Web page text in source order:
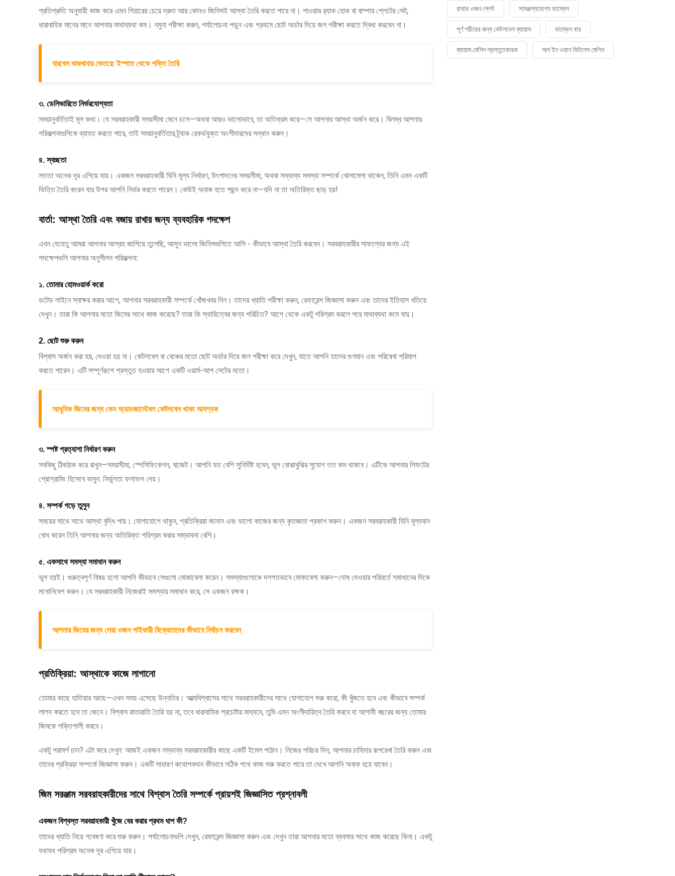
প্রতিশ্রুতি অনুযায়ী কাজ করে এমন গিয়ারের চেয়ে দ্রুত আর কোনও জিনিসই আস্থা তৈরি করতে পারে না। পাওয়ার র‍্যাক হোক বা বাম্পার প্লেটের সেট,
ধারাবাহিক মানের মানে আপনার মাথাব্যথা কম। নমুনা পরীক্ষা করুন, পর্যালোচনা পড়ুন এবং প্রথমে ছোট অর্ডার দিয়ে জল পরীক্ষা করতে দ্বিধা করবেন না।
বারবেল কারখানার ভেতরে: ইস্পাত থেকে শক্তি তৈরি
৩. ডেলিভারিতে নির্ভরযোগ্যতা
সময়ানুবর্তিতাই মূল কথা। যে সরবরাহকারী সময়সীমা মেনে চলে—অথবা আরও ভালোভাবে, তা অতিক্রম করে—সে আপনার আস্থা অর্জন করে। বিলম্ব আপনার
পরিকল্পনাগুলিকে ব্যাহত করতে পারে, তাই সময়ানুবর্তিতার ট্র্যাক রেকর্ডযুক্ত অংশীদারদের সন্ধান করুন।
৪. স্বচ্ছতা
সততা অনেক দূর এগিয়ে যায়। একজন সরবরাহকারী যিনি মূল্য নির্ধারণ, উৎপাদনের সময়সীমা, অথবা সম্ভাব্য সমস্যা সম্পর্কে খোলামেলা থাকেন, তিনি এমন একটি
ভিত্তি তৈরি করেন যার উপর আপনি নির্ভর করতে পারেন। কেউই অবাক হতে পছন্দ করে না—যদি না তা অতিরিক্ত ছাড় হয়!
বার্তা: আস্থা তৈরি এবং বজায় রাখার জন্য ব্যবহারিক পদক্ষেপ
এখন যেহেতু আমরা আপনার আগ্রহ জাগিয়ে তুলেছি, আসুন ভালো জিনিসগুলিতে আসি - কীভাবে আস্থা তৈরি করবেন। সরবরাহকারীর সাফল্যের জন্য এই
পদক্ষেপগুলি আপনার অনুশীলন পরিকল্পনা:
১. তোমার হোমওয়ার্ক করো
ডটেড লাইনে স্বাক্ষর করার আগে, আপনার সরবরাহকারী সম্পর্কে খোঁজখবর নিন। তাদের খ্যাতি পরীক্ষা করুন, রেফারেন্স জিজ্ঞাসা করুন এবং তাদের ইতিহাস খতিয়ে
দেখুন। তারা কি আপনার মতো জিমের সাথে কাজ করেছে? তারা কি স্থায়িত্বের জন্য পরিচিত? আগে থেকে একটু পরিশ্রম করলে পরে মাথাব্যথা কমে যায়।
2. ছোট শুরু করুন
বিশ্বাস অর্জন করা হয়, দেওয়া হয় না। কেটলবেল বা বেঞ্চের মতো ছোট অর্ডার দিয়ে জল পরীক্ষা করে দেখুন, যাতে আপনি তাদের গুণমান এবং পরিষেবা পরিমাপ
করতে পারেন। এটি সম্পূর্ণরূপে প্রস্তুত হওয়ার আগে একটি ওয়ার্ম-আপ সেটের মতো।
আধুনিক জিমের জন্য কেন অ্যাডজাস্টেবল কেটলবেল থাকা আবশ্যক
৩. স্পষ্ট প্রত্যাশা নির্ধারণ করুন
সবকিছু ঠিকঠাক করে রাখুন—সময়সীমা, স্পেসিফিকেশন, বাজেট। আপনি যত বেশি সুনির্দিষ্ট হবেন, ভুল বোঝাবুঝির সুযোগ তত কম থাকবে। এটিকে আপনার লিফটের
প্রোগ্রামিং হিসেবে ভাবুন: নির্ভুলতা ফলাফল দেয়।
৪. সম্পর্ক গড়ে তুলুন
সময়ের সাথে সাথে আস্থা বৃদ্ধি পায়। যোগাযোগে থাকুন, প্রতিক্রিয়া জানান এবং ভালো কাজের জন্য কৃতজ্ঞতা প্রকাশ করুন। একজন সরবরাহকারী যিনি মূল্যবান
বোধ করেন তিনি আপনার জন্য অতিরিক্ত পরিশ্রম করার সম্ভাবনা বেশি।
৫. একসাথে সমস্যা সমাধান করুন
ভুল হয়ই। গুরুত্বপূর্ণ বিষয় হলো আপনি কীভাবে সেগুলো মোকাবেলা করেন। সমস্যাগুলোকে দলগতভাবে মোকাবেলা করুন—দোষ দেওয়ার পরিবর্তে সমাধানের দিকে
মনোনিবেশ করুন। যে সরবরাহকারী নিজেরাই সমস্যার সমাধান করে, সে একজন রক্ষক।
আপনার জিমের জন্য সেরা ওজন পাইকারী বিক্রেতাদের কীভাবে নির্বাচন করবেন
প্রতিক্রিয়া: আস্থাকে কাজে লাগানো
তোমার কাছে হাতিয়ার আছে—এখন সময় এসেছে উন্নতির। আত্মবিশ্বাসের সাথে সরবরাহকারীদের সাথে যোগাযোগ শুরু করো, কী খুঁজতে হবে এবং কীভাবে সম্পর্ক
লালন করতে হবে তা জেনে। বিশ্বাস রাতারাতি তৈরি হয় না, তবে ধারাবাহিক প্রচেষ্টার মাধ্যমে, তুমি এমন অংশীদারিত্ব তৈরি করবে যা আগামী বছরের জন্য তোমার
জিমকে শক্তিশালী করবে।
একটু পরামর্শ চান? এটা করে দেখুন: আজই একজন সম্ভাব্য সরবরাহকারীর কাছে একটি ইমেল পাঠান। নিজের পরিচয় দিন, আপনার চাহিদার রূপরেখা তৈরি করুন এবং
তাদের প্রক্রিয়া সম্পর্কে জিজ্ঞাসা করুন। একটি সাধারণ কথোপকথন কীভাবে সঠিক পথে কাজ শুরু করতে পারে তা দেখে আপনি অবাক হয়ে যাবেন।
জিম সরঞ্জাম সরবরাহকারীদের সাথে বিশ্বাস তৈরি সম্পর্কে প্রায়শই জিজ্ঞাসিত প্রশ্নাবলী
একজন বিশ্বস্ত সরবরাহকারী খুঁজে বের করার প্রথম ধাপ কী?
তাদের খ্যাতি নিয়ে গবেষণা করে শুরু করুন। পর্যালোচনাগুলি দেখুন, রেফারেন্স জিজ্ঞাসা করুন এবং দেখুন তারা আপনার মতো ব্যবসার সাথে কাজ করেছে কিনা। একটু
যথাযথ পরিশ্রম অনেক দূর এগিয়ে যায়।
রাবার ওজন প্লেট সামঞ্জস্যযোগ্য ডাম্বেল
পূর্ণ শরীরের জন্য কেটলবেল ব্যায়াম ডাম্বেল বার
ব্যায়াম মেশিন প্রস্তুতকারক অল ইন ওয়ান ফিটনেস মেশিন